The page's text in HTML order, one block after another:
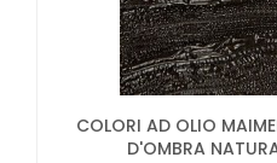
COLORI AD OLIO
D'OMBRA